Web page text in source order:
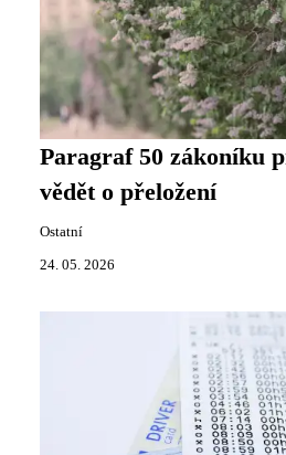
Paragraf 50 zákoníku
vědět o přeložení
Ostatní
24. 05. 2026